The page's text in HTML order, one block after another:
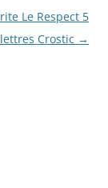
Le Respect 5
lettres Crostic →